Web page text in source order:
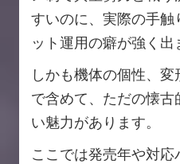
すいのに、実際の手触
ット運用の癖が強く出
しかも機体の個性、
で含めて、ただの懐
い魅力があります。
ここでは発売年や対